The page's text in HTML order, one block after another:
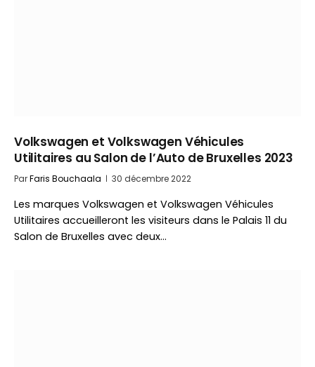
Volkswagen et Volkswagen Véhicules
Utilitaires au Salon de l’Auto de Bruxelles 2023
ParFaris Bouchaala 30 décembre 2022
Les marques Volkswagen et Volkswagen Véhicules
Utilitaires accueilleront les visiteurs dans le Palais 11 du
Salon de Bruxelles avec deux…